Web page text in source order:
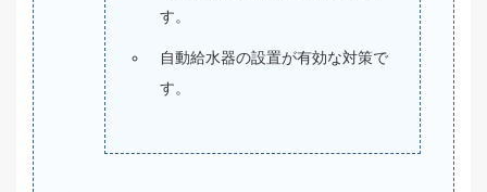
す。
自動給水器の設置が有効な対策で
す。